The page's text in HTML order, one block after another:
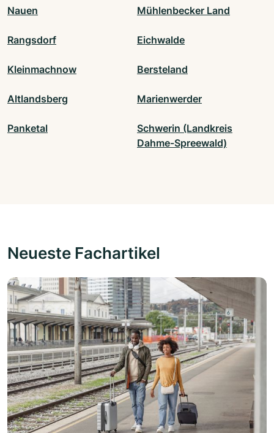
Nauen Mühlenbecker Land
Rangsdorf Eichwalde
Kleinmachnow Bersteland
Altlandsberg Marienwerder
Panketal
Schwerin (Landkreis
Dahme-Spreewald)
Neueste Fachartikel